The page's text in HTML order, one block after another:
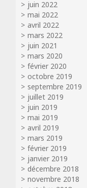
juin 2022
mai 2022
avril 2022
mars 2022
juin 2021
mars 2020
février 2020
octobre 2019
septembre 2019
juillet 2019
juin 2019
mai 2019
avril 2019
mars 2019
février 2019
janvier 2019
décembre 2018
novembre 2018